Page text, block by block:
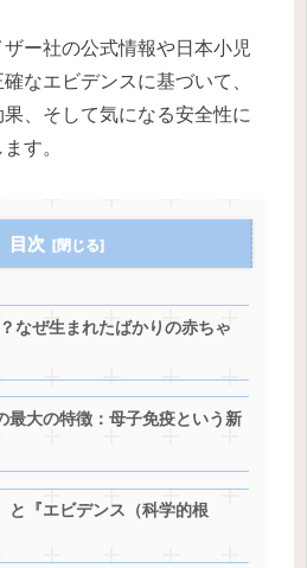
ー社の公式情報や日本小児
なエビデンスに基づいて、
、そして気になる安全性に
す。
目次
なぜ生まれたばかりの赤ちゃ
最大の特徴：母子免疫という新
と『エビデンス（科学的根